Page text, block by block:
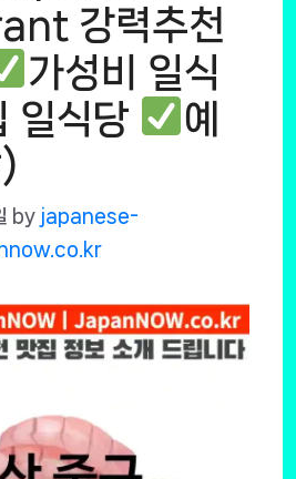
강력추천
가성비 일식
일식당
예
by japanese-